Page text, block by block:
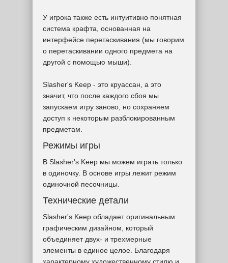
У игрока также есть интуитивно понятная
система крафта, основанная на
интерфейсе перетаскивания (мы говорим
о перетаскивании одного предмета на
другой с помощью мыши).
Slasher's Keep - это круассан, а это
значит, что после каждого сбоя мы
запускаем игру заново, но сохраняем
доступ к некоторым разблокированным
предметам.
Режимы игры
В Slasher's Keep мы можем играть только
в одиночку. В основе игры лежит режим
одиночной песочницы.
Технические детали
Slasher's Keep обладает оригинальным
графическим дизайном, который
объединяет двух- и трехмерные
элементы в единое целое. Благодаря